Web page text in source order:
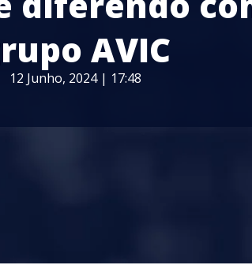
AVIC
12 Junho, 2024 | 17:48